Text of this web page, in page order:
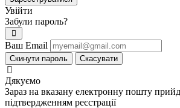
Увійти
Забули пароль?
Ваш Email
Скинути пароль Скасувати
Дякуємо
Зараз на вказану електронну пошту
підтвердженням реєстрації